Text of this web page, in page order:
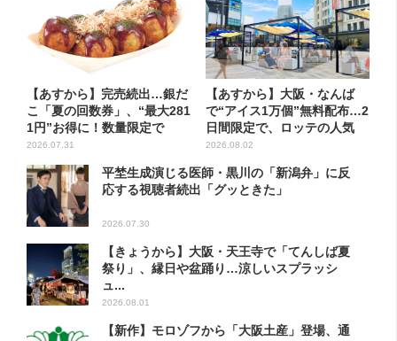
【あすから】完売続出…銀だ
こ「夏の回数券」、“最大281
1円”お得に！数量限定で
2026.07.31
【あすから】大阪・なんば
で“アイス1万個”無料配布…2
日間限定で、ロッテの人気
商...
2026.08.02
平埜生成演じる医師・黒川の「新潟弁」に反
応する視聴者続出「グッときた」
2026.07.30
【きょうから】大阪・天王寺で「てんしば夏
祭り」、縁日や盆踊り…涼しいスプラッシ
ュ...
2026.08.01
【新作】モロゾフから「大阪土産」登場、通